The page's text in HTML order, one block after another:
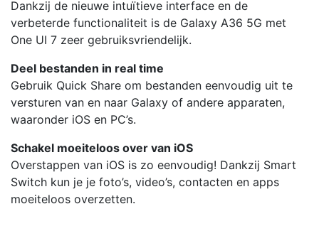
Dankzij de nieuwe intuïtieve interface en de
verbeterde functionaliteit is de Galaxy A36 5G met
One UI 7 zeer gebruiksvriendelijk.
Deel bestanden in real time
Gebruik Quick Share om bestanden eenvoudig uit te
versturen van en naar Galaxy of andere apparaten,
waaronder iOS en PC’s.
Schakel moeiteloos over van iOS
Overstappen van iOS is zo eenvoudig! Dankzij Smart
Switch kun je je foto’s, video’s, contacten en apps
moeiteloos overzetten.